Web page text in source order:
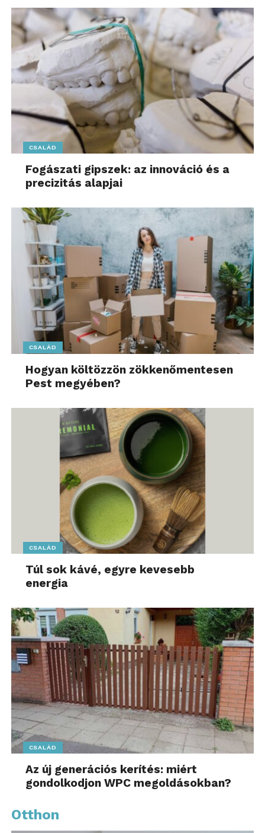
CSALÁD
Fogászati gipszek: az innováció és a
precizitás alapjai
CSALÁD
Hogyan költözzön zökkenőmentesen
Pest megyében?
CSALÁD
Túl sok kávé, egyre kevesebb
energia
CSALÁD
Az új generációs kerítés: miért
gondolkodjon WPC megoldásokban?
Otthon